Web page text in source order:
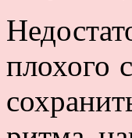
плохого